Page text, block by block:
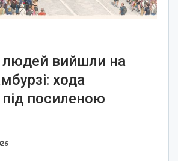
людей вийшли на
хода
під посиленою